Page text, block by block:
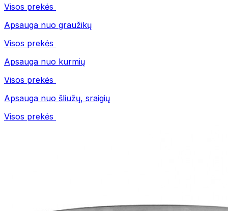
Visos prekės
Apsauga nuo graužikų
Visos prekės
Apsauga nuo kurmių
Visos prekės
Apsauga nuo šliužų, sraigių
Visos prekės